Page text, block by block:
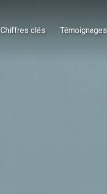
Chiffres clés Témoignages